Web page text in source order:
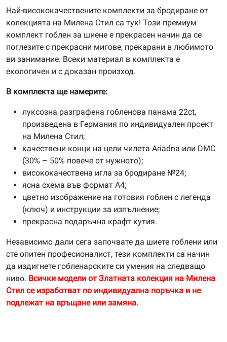
Най-висококачествените комплекти за бродиране от
колекцията на Милена Стил са тук! Този премиум
комплект гоблен за шиене е прекрасен начин да се
поглезите с прекрасни мигове, прекарани в любимото
ви занимание. Всеки материал в комплекта е
екологичен и с доказан произход.
В комплекта ще намерите:
луксозна разграфена гобленова панама 22ct,
произведена в Германия по индивидуален проект
на Милена Стил;
качествени конци на цели чилета Ariadna или DMC
(30% – 50% повече от нужното);
висококачествена игла за бродиране №24;
ясна схема във формат А4;
цветно изображение на готовия гоблен с легенда
(ключ) и инструкции за изпълнение;
прекрасна подаръчна крафт кутия.
Независимо дали сега започвате да шиете гоблени или
сте опитен професионалист, тези комплекти са начин
да издигнете гобленарските си умения на следващо
ниво. Всички модели от Златната колекция на Милена
Стил се изработват по индивидуална поръчка и не
подлежат на връщане или замяна.